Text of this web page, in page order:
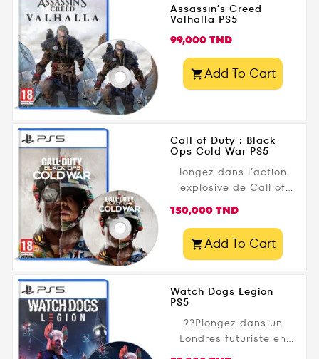
Assassin’s Creed
Valhalla PS5
Prix
99,000 TND
Add To Cart
Call of Duty : Black
Ops Cold War PS5
longez dans l’action
explosive de Call of
War sur PS5 ! Prenez
part à une campagne
solo captivante au
ennemis dans un mode
et survivez à des
hordes de zombies
Prix
150,000 TND
Add To Cart
Watch Dogs Legion
PS5
?️?Plongez dans un
Londres futuriste en